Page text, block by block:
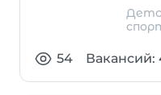
54 Вакансий: